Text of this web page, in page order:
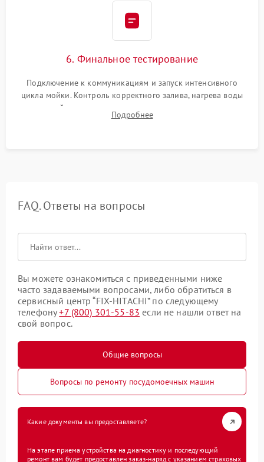
6. Финальное тестирование
Подключение к коммуникациям и запуск интенсивного
цикла мойки. Контроль корректного залива, нагрева воды
до нужной температуры, отсутствия посторонних шумов,
штатного слива и абсолютной сухости в поддоне.
Подробнее
FAQ. Ответы на вопросы
Вы можете ознакомиться с приведенными ниже
часто задаваемыми вопросами, либо обратиться в
сервисный центр “FIX-HITACHI” по следующему
телефону+7 (800) 301-55-83 если не нашли ответ на
свой вопрос.
Общие вопросы
Вопросы по ремонту посудомоечных машин
Какие документы вы предоставляете?
На этапе приема устройства на диагностику и последующий
ремонт вам будет предоставлен заказ-наряд с указанием страховых